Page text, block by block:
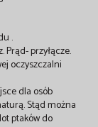
.
Prąd- przyłącze.
oczyszczalni
dla osób
Stąd można
ptaków do